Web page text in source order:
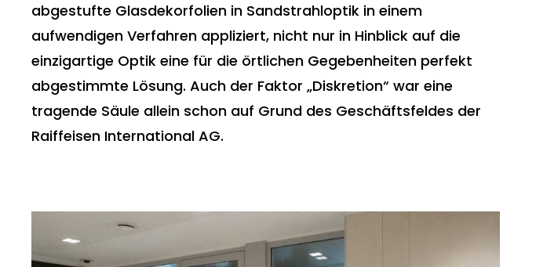
abgestufte Glasdekorfolien in Sandstrahloptik in einem
aufwendigen Verfahren appliziert, nicht nur in Hinblick auf die
einzigartige Optik eine für die örtlichen Gegebenheiten perfekt
abgestimmte Lösung. Auch der Faktor „Diskretion“ war eine
tragende Säule allein schon auf Grund des Geschäftsfeldes der
Raiffeisen International AG.